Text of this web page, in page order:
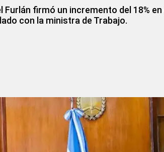
Furlán firmó un incremento del 18%
con la ministra de Trabajo.